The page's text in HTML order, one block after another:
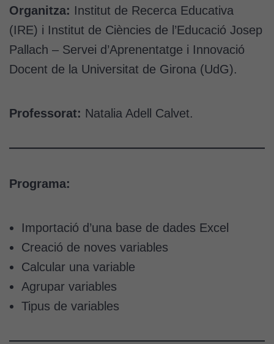
Organitza: Institut de Recerca Educativa
(IRE) i Institut de Ciències de l’Educació Josep
Pallach – Servei d’Aprenentatge i Innovació
Docent de la Universitat de Girona (UdG).
Professorat: Natalia Adell Calvet.
Programa:
Importació d’una base de dades Excel
Creació de noves variables
Calcular una variable
Agrupar variables
Tipus de variables